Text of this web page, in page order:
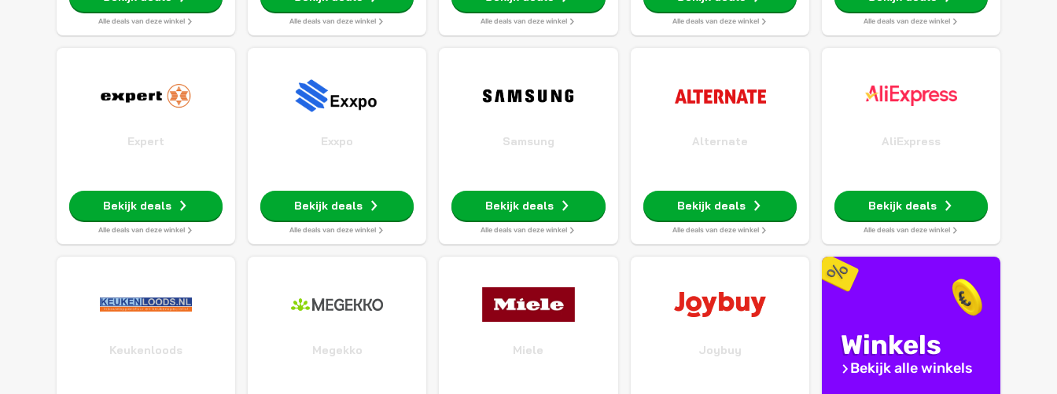
Alle deals van deze winkel Alle deals van deze winkel Alle deals van deze winkel Alle deals van deze winkel Alle deals van deze winkel
Expert
Bekijk deals
Alle deals van deze winkel
Exxpo
Bekijk deals
Alle deals van deze winkel
Samsung
Bekijk deals
Alle deals van deze winkel
Alternate
Bekijk deals
Alle deals van deze winkel
AliExpress
Bekijk deals
Alle deals van deze winkel
Keukenloods Megekko Miele Joybuy Winkels
Bekijk alle winkels